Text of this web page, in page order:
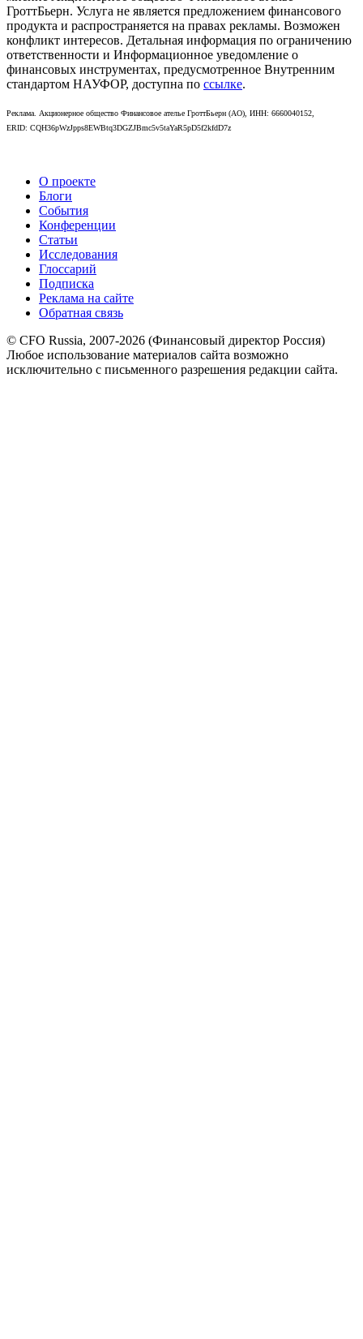
ГроттБьерн. Услуга не является предложением финансового
продукта и распространяется на правах рекламы. Возможен
конфликт интересов. Детальная информация по ограничению
ответственности и Информационное уведомление о
финансовых инструментах, предусмотренное Внутренним
стандартом НАУФОР, доступна по ссылке.
Реклама. Акционерное общество Финансовое ателье ГроттБьерн (АО), ИНН: 6660040152,
ERID: CQH36pWzJpps8EWBtq3DGZJBmc5v5taYaR5pD5f2kfdD7z
О проекте
Блоги
События
Конференции
Статьи
Исследования
Глоссарий
Подписка
Реклама на сайте
Обратная связь
© CFO Russia, 2007-2026 (Финансовый директор Россия)
Любое использование материалов сайта возможно
исключительно с письменного разрешения редакции сайта.